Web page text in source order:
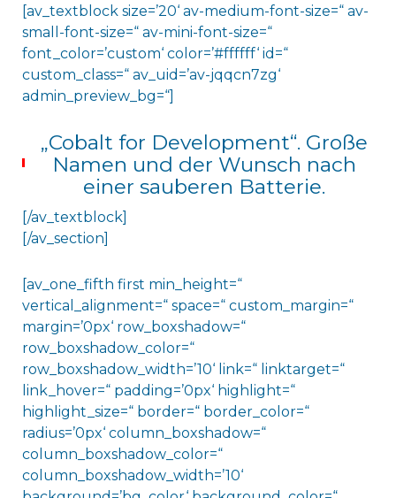
[av_textblock size=’20‘ av-medium-font-size=“ av-
small-font-size=“ av-mini-font-size=“
font_color=’custom‘ color=’#ffffff‘ id=“
custom_class=“ av_uid=’av-jqqcn7zg‘
admin_preview_bg=“]
„Cobalt for Development“. Große
Namen und der Wunsch nach
einer sauberen Batterie.
[/av_textblock]
[/av_section]
[av_one_fifth first min_height=“
vertical_alignment=“ space=“ custom_margin=“
margin=’0px‘ row_boxshadow=“
row_boxshadow_color=“
row_boxshadow_width=’10‘ link=“ linktarget=“
link_hover=“ padding=’0px‘ highlight=“
highlight_size=“ border=“ border_color=“
radius=’0px‘ column_boxshadow=“
column_boxshadow_color=“
column_boxshadow_width=’10‘